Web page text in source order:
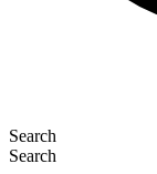
Search
Search